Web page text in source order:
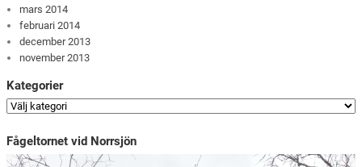
mars 2014
februari 2014
december 2013
november 2013
Kategorier
Fågeltornet vid Norrsjön